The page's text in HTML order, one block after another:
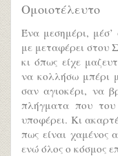
Ομοιοτέλευτο
Ένα μεσημέρι,
με μεταφέρει στου
κι όπως είχε
να κολλήσω μπέρι
σαν αγιοκέρι, να
πλήγματα που
υποφέρει. Κι
πως είναι χαμένος
ενώ όλος ο κόσμος